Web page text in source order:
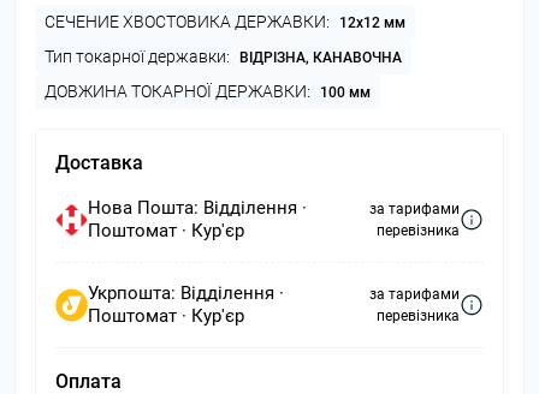
СЕЧЕНИЕ ХВОСТОВИКА ДЕРЖАВКИ: 12х12 мм
Тип токарної державки: ВІДРІЗНА, КАНАВОЧНА
ДОВЖИНА ТОКАРНОЇ ДЕРЖАВКИ: 100 мм
Доставка
Нова Пошта: Відділення ·
Поштомат · Кур'єр
за тарифами
перевізника
Укрпошта: Відділення ·
Поштомат · Кур'єр
за тарифами
перевізника
Оплата